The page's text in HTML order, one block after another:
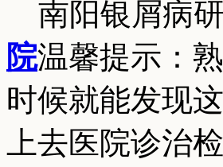
南阳银屑病
院温馨提示：
时候就能发现
上去医院诊治